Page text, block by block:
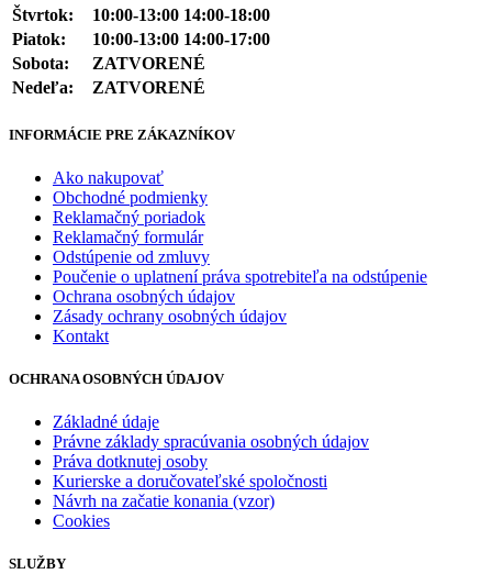
Štvrtok:
10:00-13:00 14:00-18:00
Piatok:
10:00-13:00 14:00-17:00
Sobota:
ZATVORENÉ
Nedeľa:
ZATVORENÉ
INFORMÁCIE PRE ZÁKAZNÍKOV
Ako nakupovať
Obchodné podmienky
Reklamačný poriadok
Reklamačný formulár
Odstúpenie od zmluvy
Poučenie o uplatnení práva spotrebiteľa na odstúpenie
Ochrana osobných údajov
Zásady ochrany osobných údajov
Kontakt
OCHRANA OSOBNÝCH ÚDAJOV
Základné údaje
Právne základy spracúvania osobných údajov
Práva dotknutej osoby
Kurierske a doručovateľské spoločnosti
Návrh na začatie konania (vzor)
Cookies
SLUŽBY